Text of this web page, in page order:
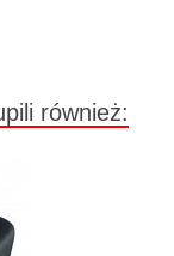
również: